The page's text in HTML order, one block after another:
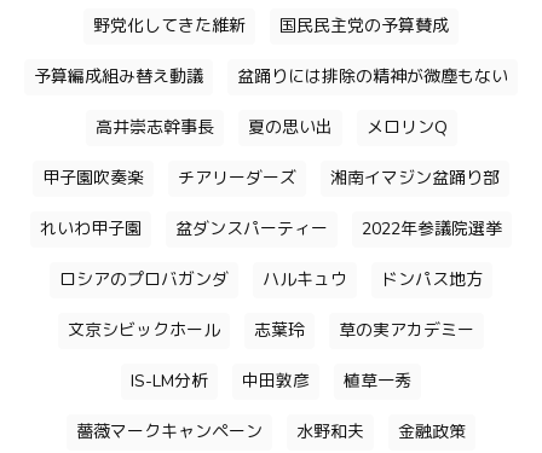
野党化してきた維新 国民民主党の予算賛成
予算編成組み替え動議 盆踊りには排除の精神が微塵もない
高井崇志幹事長 夏の思い出 メロリンQ
甲子園吹奏楽 チアリーダーズ 湘南イマジン盆踊り部
れいわ甲子園 盆ダンスパーティー 2022年参議院選挙
ロシアのプロバガンダ ハルキュウ ドンパス地方
文京シビックホール 志葉玲 草の実アカデミー
IS-LM分析 中田敦彦 植草一秀
薔薇マークキャンペーン 水野和夫 金融政策